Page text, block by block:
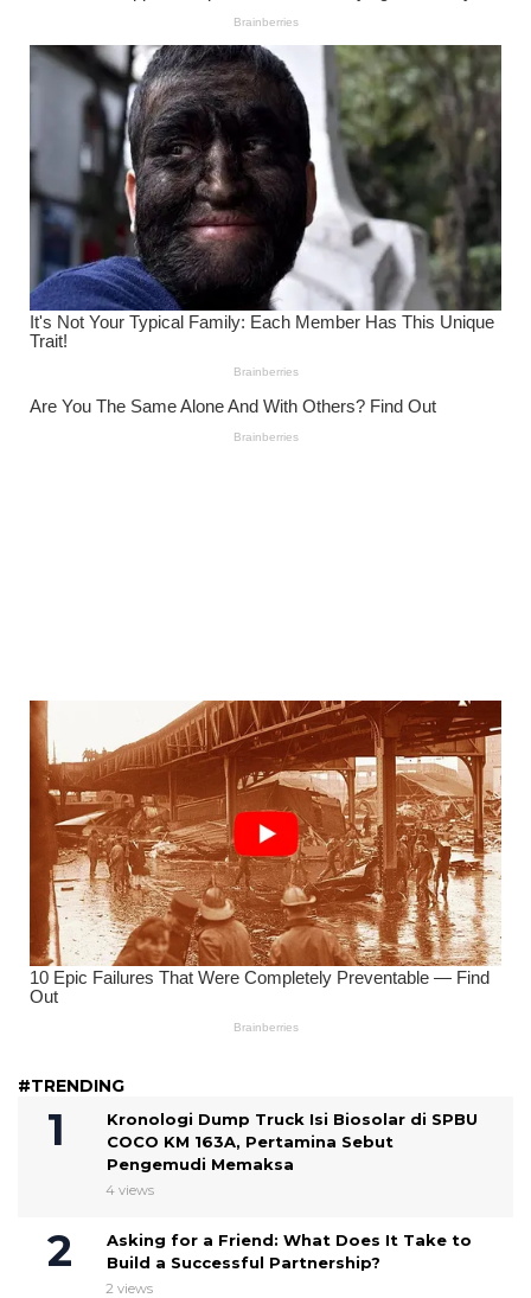
#TRENDING
Kronologi Dump Truck Isi Biosolar di SPBU
COCO KM 163A, Pertamina Sebut
Pengemudi Memaksa
4 views
Asking for a Friend: What Does It Take to
Build a Successful Partnership?
2 views